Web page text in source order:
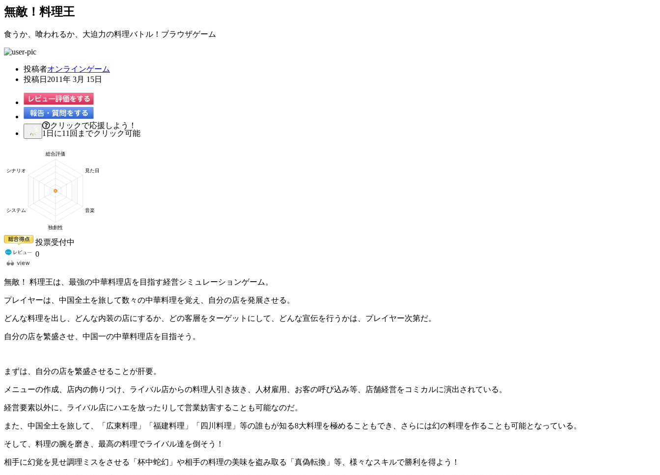
無敵！料理王
食うか、喰われるか、大迫力の料理バトル！ブラウザゲーム
投稿者オンラインゲーム
投稿日 2011年 3月 15日
クリックで応援しよう！
1日に11回までクリック可能
投票受付中
0
無敵！ 料理王は、最強の中華料理店を目指す経営シミュレーションゲーム。
プレイヤーは、中国全土を旅して数々の中華料理を覚え、自分の店を発展させる。
どんな料理を出し、どんな内装の店にするか、どの客層をターゲットにして、どんな宣伝を行うかは、プレイヤー次第だ。
自分の店を繁盛させ、中国一の中華料理店を目指そう。
まずは、自分の店を繁盛させることが肝要。
メニューの作成、店内の飾りつけ、ライバル店からの料理人引き抜き、人材雇用、お客の呼び込み等、店舗経営をコミカルに演出されている。
経営要素以外に、ライバル店にハエを放ったりして営業妨害することも可能なのだ。
また、中国全土を旅して、「広東料理」「福建料理」「四川料理」等の誰もが知る8大料理を極めることもでき、さらには幻の料理を作ることも可能となっている。
そして、料理の腕を磨き、最高の料理でライバル達を倒そう！
相手に幻覚を見せ調理ミスをさせる「杯中蛇幻」や相手の料理の美味を盗み取る「真偽転換」等、様々なスキルで勝利を得よう！